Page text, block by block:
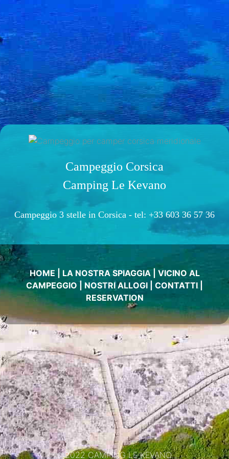
Campeggio Corsica
Camping Le Kevano
Campeggio 3 stelle in Corsica - tel: +33 603 36 57 36
HOME LA NOSTRA SPIAGGIA| VICINO AL
CAMPEGGIO | NOSTRI ALLOGI CONTATTI|
RESERVATION
©2022 CAMPING LE KEVANO